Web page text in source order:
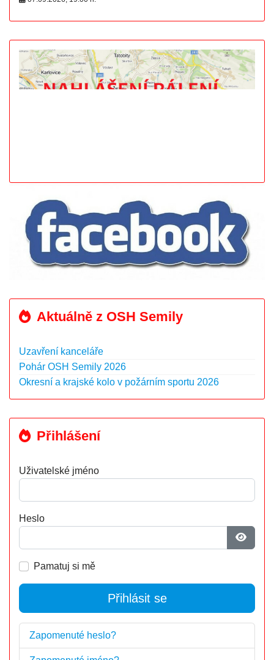
Aktuálně z OSH Semily
Uzavření kanceláře
Pohár OSH Semily 2026
Okresní a krajské kolo v požárním sportu 2026
Přihlášení
Uživatelské jméno
Heslo
Pamatuj si mě
Přihlásit se
Zapomenuté heslo?